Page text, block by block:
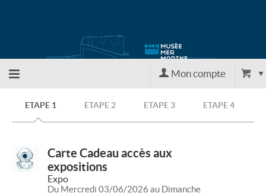
Retour
l'accueil
Mon compte
ETAPE 1 ETAPE 2 ETAPE 3 ETAPE 4
Carte Cadeau accès aux
expositions
Expo
Du Mercredi 03/06/2026 au Dimanche